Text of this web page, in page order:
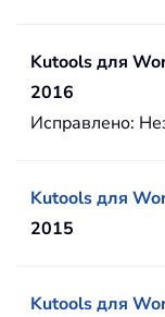
Kutools для
2016
Исправлено:
Kutools для
2015
Kutools для